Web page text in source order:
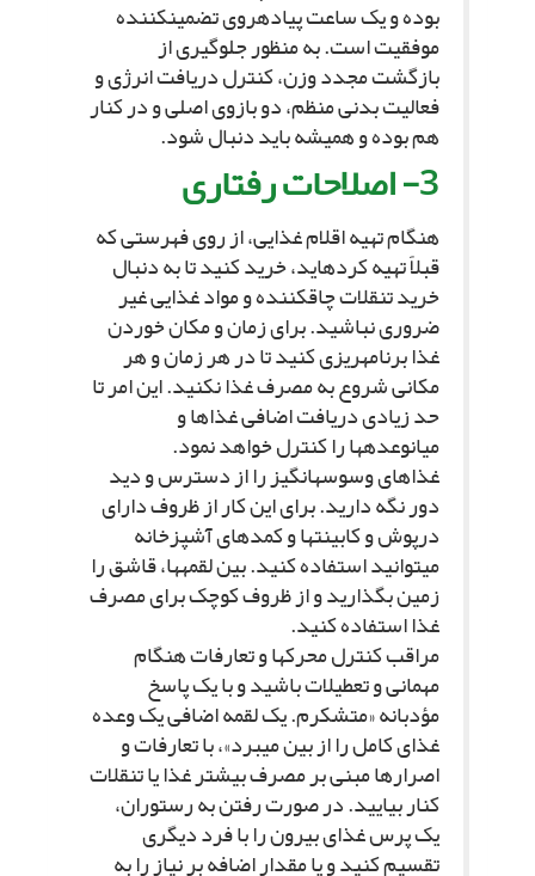
بوده و یک ساعت پیاده‏روى تضمین‏کننده
موفقیت است. به منظور جلوگیرى از
بازگشت مجدد وزن، کنترل دریافت انرژى و
فعالیت بدنى منظم، دو بازوى اصلى و در کنار
هم بوده و همیشه باید دنبال شود.
3- اصلاحات رفتارى‏
هنگام تهیه اقلام غذایى، از روى فهرستى که
قبلاً تهیه کرده‏اید، خرید کنید تا به دنبال
خرید تنقلات چاق‏کننده و مواد غذایى غیر
ضرورى نباشید. براى زمان و مکان خوردن
غذا برنامه‏ریزى کنید تا در هر زمان و هر
مکانى شروع به مصرف غذا نکنید. این امر تا
حد زیادى دریافت اضافى غذاها و
میان‏وعده‏ها را کنترل خواهد نمود.
غذاهاى وسوسه‏انگیز را از دسترس و دید
دور نگه دارید. براى این کار از ظروف داراى
درپوش و کابینت‏ها و کمدهاى آشپزخانه
مى‏توانید استفاده کنید. بین لقمه‏ها، قاشق را
زمین بگذارید و از ظروف کوچک براى مصرف
غذا استفاده کنید.
مراقب کنترل محرک‏ها و تعارفات هنگام
مهمانى و تعطیلات باشید و با یک پاسخ
مؤدبانه «متشکرم. یک لقمه اضافى یک وعده
غذاى کامل را از بین مى‏برد»، با تعارفات و
اصرارها مبنى بر مصرف بیشتر غذا یا تنقلات
کنار بیایید. در صورت رفتن به رستوران،
یک پرس غذاى بیرون را با فرد دیگرى
تقسیم کنید و یا مقدار اضافه بر نیاز را به